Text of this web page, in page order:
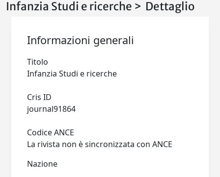
Infanzia Studi e ricerche > Dettaglio
Informazioni generali
Titolo
Cris ID
Codice ANCE
La rivista non è sincronizzata con ANCE
Nazione